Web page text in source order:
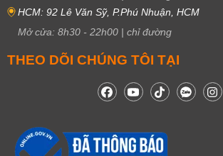
HCM: 92 Lê Văn Sỹ, P.Phú Nhuận, HCM
Mở cửa: 8h30 - 22h00 | chỉ đường
THEO DÕI CHÚNG TÔI TẠI